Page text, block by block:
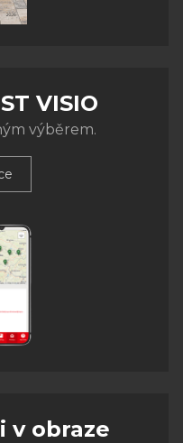
VISIO
výběrem.
v obraze